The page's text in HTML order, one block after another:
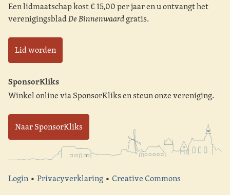
Een lidmaatschap kost € 15,00 per jaar en u ontvangt het
verenigingsbladDe Binnenwaardgratis.
Lid worden
SponsorKliks
Winkel online via SponsorKliks en steun onze vereniging.
Naar SponsorKliks
Login• Privacyverklaring • Creative Commons